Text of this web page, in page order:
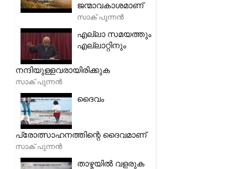
ജന്മാവകാശമാണ്
സാക് പുന്നൻ
എല്ലാ സമയത്തും
എല്ലാറ്റിനും
നന്ദിയുള്ളവരായിരിക്കുക
സാക് പുന്നൻ
ദൈവം
പ്രോത്സാഹനത്തിന്റെ ദൈവമാണ്
സാക് പുന്നൻ
താഴ്മയിൽ വളരുക